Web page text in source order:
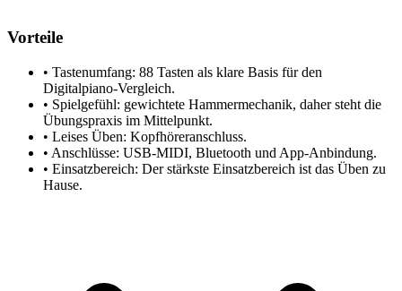
Vorteile
• Tastenumfang: 88 Tasten als klare Basis für den
Digitalpiano-Vergleich.
• Spielgefühl: gewichtete Hammermechanik, daher steht die
Übungspraxis im Mittelpunkt.
• Leises Üben: Kopfhöreranschluss.
• Anschlüsse: USB-MIDI, Bluetooth und App-Anbindung.
• Einsatzbereich: Der stärkste Einsatzbereich ist das Üben zu
Hause.